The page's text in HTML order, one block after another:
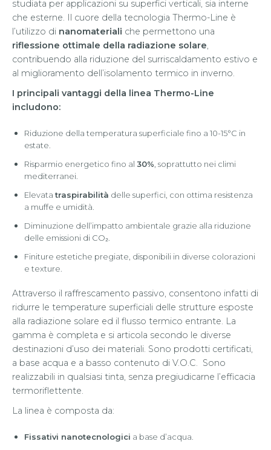
studiata per applicazioni su superfici verticali, sia interne
che esterne. Il cuore della tecnologia Thermo-Line è
l’utilizzo di nanomateriali che permettono una
riflessione ottimale della radiazione solare,
contribuendo alla riduzione del surriscaldamento estivo e
al miglioramento dell’isolamento termico in inverno.
I principali vantaggi della linea Thermo-Line
includono:
Riduzione della temperatura superficiale fino a 10-15°C in
estate.
Risparmio energetico fino al 30%, soprattutto nei climi
mediterranei.
Elevatatraspirabilità delle superfici, con ottima resistenza
a muffe e umidità.
Diminuzione dell’impatto ambientale grazie alla riduzione
delle emissioni di CO₂.
Finiture estetiche pregiate, disponibili in diverse colorazioni
e texture.
Attraverso il raffrescamento passivo, consentono infatti di
ridurre le temperature superficiali delle strutture esposte
alla radiazione solare ed il flusso termico entrante. La
gamma è completa e si articola secondo le diverse
destinazioni d’uso dei materiali. Sono prodotti certificati,
a base acqua e a basso contenuto di V.O.C. Sono
realizzabili in qualsiasi tinta, senza pregiudicarne l’efficacia
termoriflettente.
La linea è composta da:
Fissativi nanotecnologici a base d’acqua.